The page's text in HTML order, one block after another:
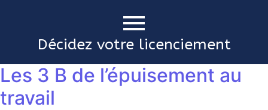
Décidez votre licenciement
Les 3 B de l’épuisement au
travail